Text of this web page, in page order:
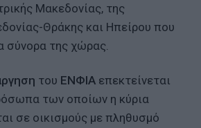
Μακεδονίας, της
Θράκης και Ηπείρου που
σύνορα της χώρας.
του ΕΝΦΙΑ επεκτείνεται
των οποίων η κύρια
σε οικισμούς με πληθυσμό